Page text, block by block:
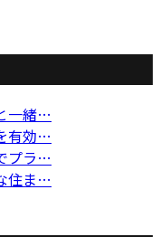
一緒…
有効…
プラ…
住ま…